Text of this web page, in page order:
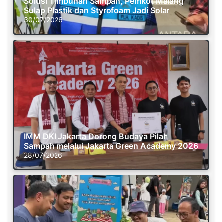
Sulap Plastik dan Styrofoam Jadi Solar
30/07/2026
IMM DKI Jakarta Dorong Budaya Pilah
Sampah melalui Jakarta Green Academy 2026
28/07/2026